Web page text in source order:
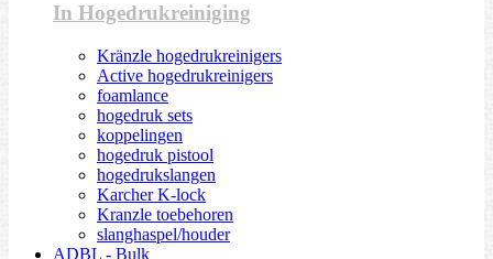
In Hogedrukreiniging
Kränzle hogedrukreinigers
Active hogedrukreinigers
foamlance
hogedruk sets
koppelingen
hogedruk pistool
hogedrukslangen
Karcher K-lock
Kranzle toebehoren
slanghaspel/houder
ADBL - Bulk